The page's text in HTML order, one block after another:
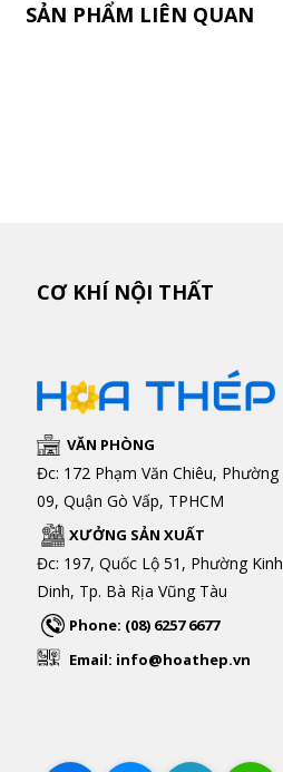
SẢN PHẨM LIÊN QUAN
CƠ KHÍ NỘI THẤT
VĂN PHÒNG
Đc: 172 Phạm Văn Chiêu, Phường
09, Quận Gò Vấp, TPHCM
XƯỞNG SẢN XUẤT
Đc: 197, Quốc Lộ 51, Phường Kinh
Dinh, Tp. Bà Rịa Vũng Tàu
Phone: (08) 6257 6677
Email: info@hoathep.vn